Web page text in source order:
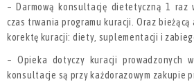
– Darmową konsultację dietetyczną 1 raz
czas trwania programu kuracji. Oraz bieżącą
korektę kuracji: diety, suplementacji i
– Opieka dotyczy kuracji prowadzonych
konsultacje są przy każdorazowym zakupie